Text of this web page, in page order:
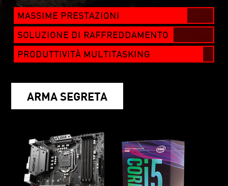
MASSIME PRESTAZIONI
SOLUZIONE DI RAFFREDDAMENTO
PRODUTTIVITÀ MULTITASKING
ARMA SEGRETA